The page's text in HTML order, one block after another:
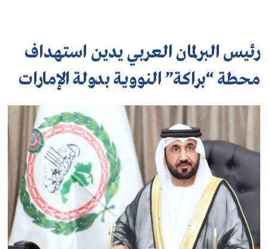
رئيس البرلمان العربي يدين استهداف
محطة “براكة” النووية بدولة الإمارات